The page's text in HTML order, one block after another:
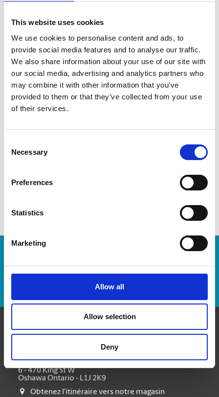
This website uses cookies
We use cookies to personalise content and ads, to
provide social media features and to analyse our traffic.
We also share information about your use of our site with
our social media, advertising and analytics partners who
may combine it with other information that you’ve
provided to them or that they’ve collected from your use
of their services.
Selection
Necessary
Preferences
Statistics
Marketing
Allow all
Allow selection
Deny
Communiquer avec nous
The UPS Store #341
6 - 470 King St W
Oshawa Ontario - L1J 2K9
Obtenez l'itinéraire vers notre magasin